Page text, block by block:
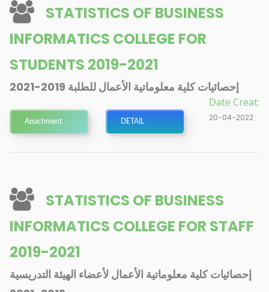
STATISTICS OF BUSINESS
INFORMATICS COLLEGE FOR
STUDENTS 2019-2021
إحصائيات كلية معلوماتية الأعمال للطلبة 2019-2021
Date Creat:
20-04-2022
Attachment DETAIL
STATISTICS OF BUSINESS
INFORMATICS COLLEGE FOR STAFF
2019-2021
إحصائيات كلية معلوماتية الأعمال لأعضاء الهيئة التدريسية